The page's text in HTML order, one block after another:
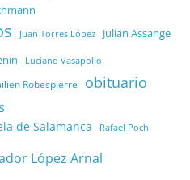
Juan Torres López Julian Assange
Luciano Vasapollo
Robespierre
obituario
de Salamanca Rafael Poch
López Arnal